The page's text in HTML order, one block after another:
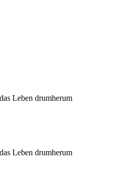
Leben drumherum
Leben drumherum